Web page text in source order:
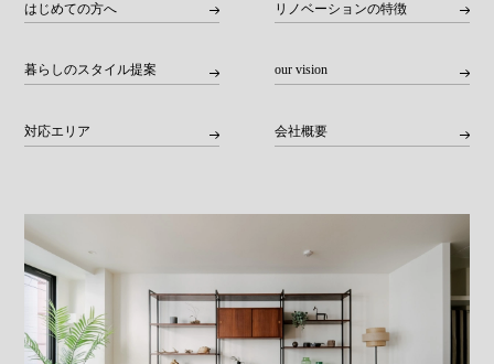
はじめての方へ リノベーションの特徴
暮らしのスタイル提案 our vision
対応エリア 会社概要